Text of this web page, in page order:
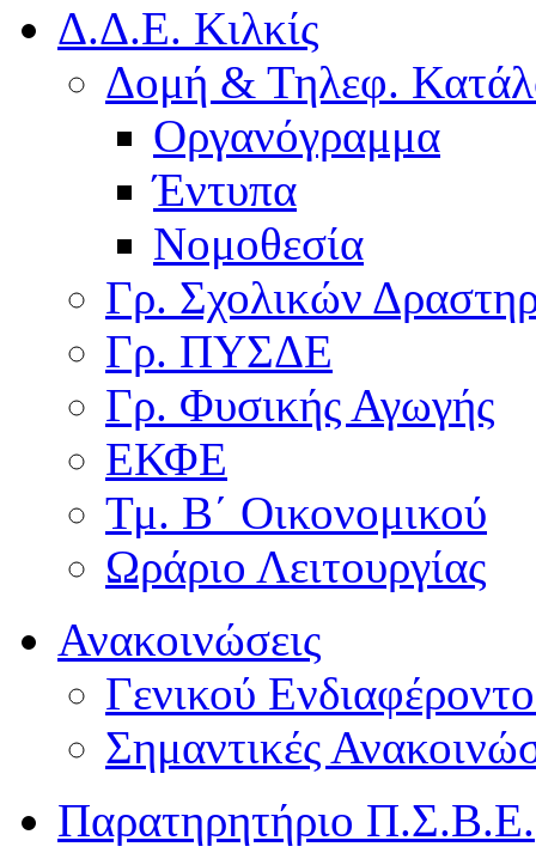
Δ.Δ.Ε. Κιλκίς
Δομή & Τηλεφ.
Οργανόγραμμα
Έντυπα
Νομοθεσία
Γρ. Σχολικών
Γρ. ΠΥΣΔΕ
Γρ. Φυσικής Αγωγής
ΕΚΦΕ
Τμ. Β΄ Οικονομικού
Ωράριο Λειτουργίας
Ανακοινώσεις
Γενικού
Σημαντικές
Παρατηρητήριο Π.Σ.Β.Ε.